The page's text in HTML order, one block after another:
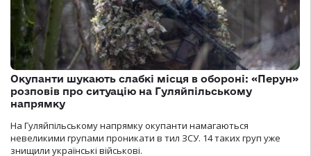
Окупанти шукають слабкі місця в обороні: «Перун»
розповів про ситуацію на Гуляйпільському
напрямку
На Гуляйпільському напрямку окупанти намагаються
невеликими групами проникати в тил ЗСУ. 14 таких груп уже
знищили українські військові.